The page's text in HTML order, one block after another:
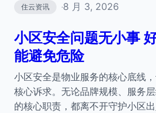
住云资讯 ·8 月 3, 2026
小区安全问题无小事
能避免危险
小区安全是物业服务的核心底线
核心诉求。无论品牌规模、服务
的核心职责，都离不开守护小区